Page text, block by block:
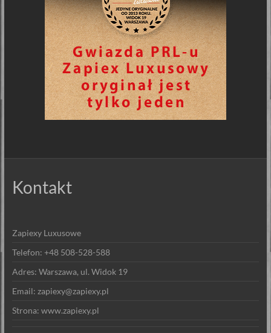
Kontakt
Zapiexy Luxusowe
Telefon: +48 508-528-588
Adres: Warszawa, ul. Widok 19
Email: zapiexy@zapiexy.pl
Strona: www.zapiexy.pl